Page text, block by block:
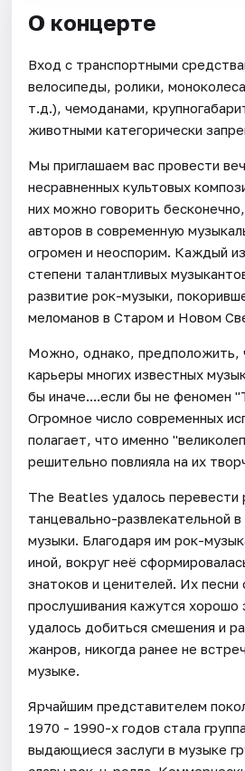
О концерте
Вход с транспортными
велосипеды, ролики,
т.д.), чемоданами,
животными категорически
Мы приглашаем вас провести
несравненных культовых
них можно говорить
авторов в современную
огромен и неоспорим. Каждый
степени талантливых
развитие рок-музыки,
меломанов в Старом и Новом
Можно, однако, предположить,
карьеры многих известных
бы иначе....если бы не феномен
Огромное число современных
полагает, что именно
решительно повлияла на их
The Beatles удалось перевести
танцевально-развлекательной в
музыки. Благодаря им рок-
иной, вокруг неё
знатоков и ценителей. Их песни
прослушивания кажутся
удалось добиться смешения и
жанров, никогда ранее не
музыке.
Ярчайшим представителем
1970 - 1990-х годов стала
выдающиеся заслуги в музыке